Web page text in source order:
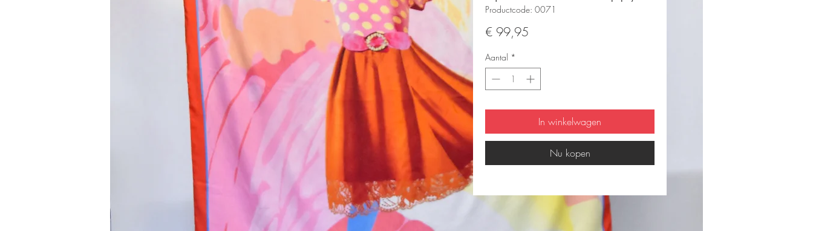
Productcode: 0071
€ 99,95
Aantal *
In winkelwagen
Nu kopen